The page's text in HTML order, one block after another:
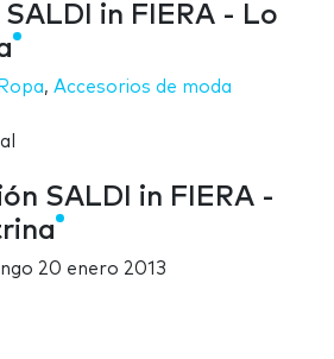
in FIERA - Lo
Ropa, Accesorios de moda
SALDI in FIERA -
20 enero 2013